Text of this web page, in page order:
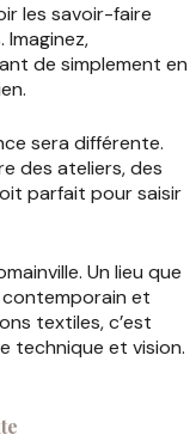
les savoir-faire
de simplement en
sera différente.
des ateliers, des
parfait pour saisir
Un lieu que
et
textiles, c’est
technique et vision.